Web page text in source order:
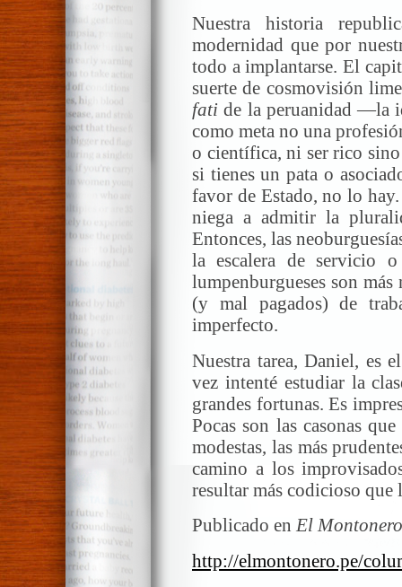
Nuestra historia
modernidad que por
todo a implantarse. El
suerte de cosmovisión
fati de la peruanidad —la
como meta no una
o científica, ni ser rico
si tienes un pata o
favor de Estado, no lo
niega a admitir la
Entonces, las
la escalera de servicio
lumpenburgueses son más
(y mal pagados) de
imperfecto.
Nuestra tarea, Daniel, es
vez intenté estudiar la
grandes fortunas. Es
Pocas son las casonas
modestas, las más
camino a los
resultar más codicioso que
Publicado en El Montonero
http://elmontonero.pe/